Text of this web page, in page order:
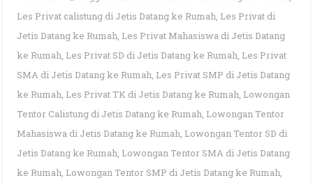
Les Privat calistung di Jetis Datang ke Rumah, Les Privat di
Jetis Datang ke Rumah, Les Privat Mahasiswa di Jetis Datang
ke Rumah, Les Privat SD di Jetis Datang ke Rumah, Les Privat
SMA di Jetis Datang ke Rumah, Les Privat SMP di Jetis Datang
ke Rumah, Les Privat TK di Jetis Datang ke Rumah, Lowongan
Tentor Calistung di Jetis Datang ke Rumah, Lowongan Tentor
Mahasiswa di Jetis Datang ke Rumah, Lowongan Tentor SD di
Jetis Datang ke Rumah, Lowongan Tentor SMA di Jetis Datang
ke Rumah, Lowongan Tentor SMP di Jetis Datang ke Rumah,